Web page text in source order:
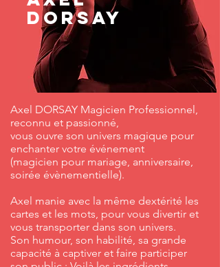
Axel DORSAY Magicien Professionnel,
reconnu et passionné,
vous ouvre son univers magique pour
enchanter votre événement
(magicien pour mariage, anniversaire,
soirée évènementielle).
Axel manie avec la même dextérité les
cartes et les mots, pour vous divertir et
vous transporter dans son univers.
Son humour, son habilité, sa grande
capacité à captiver et faire participer
DORSAY